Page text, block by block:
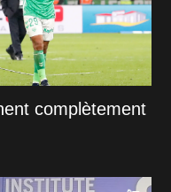
complètement